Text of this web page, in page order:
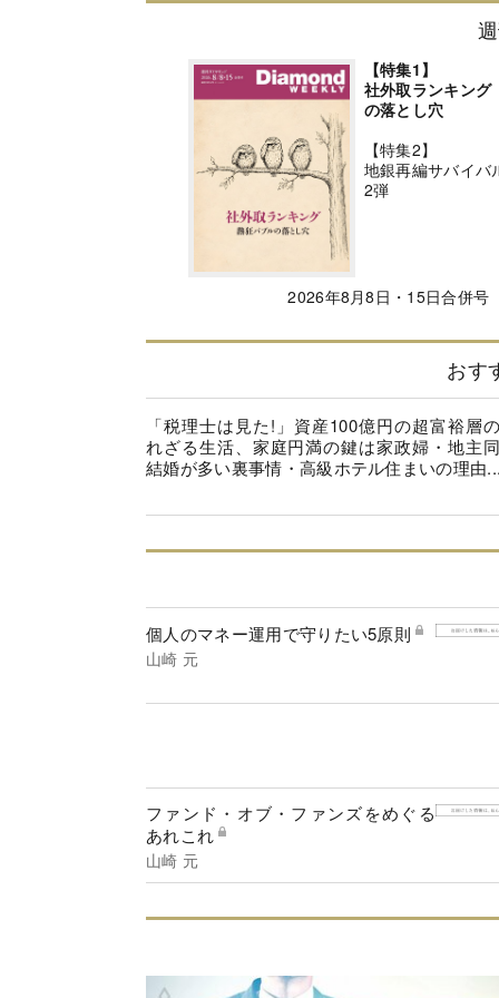
【特集1】
社外取ランキン
の落とし穴
【特集2】
地銀再編サバイ
2弾
2026年8月8日・15日合併号
おす
「税理士は見た!」資産100億円の超富裕層
れざる生活、家庭円満の鍵は家政婦・地主
結婚が多い裏事情・高級ホテル住まいの理由...
個人のマネー運用で守りたい5原則
山崎 元
ファンド・オブ・ファンズをめぐる
あれこれ
山崎 元